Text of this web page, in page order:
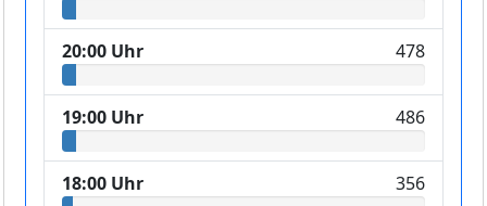
20:00 Uhr 478
19:00 Uhr 486
18:00 Uhr 356